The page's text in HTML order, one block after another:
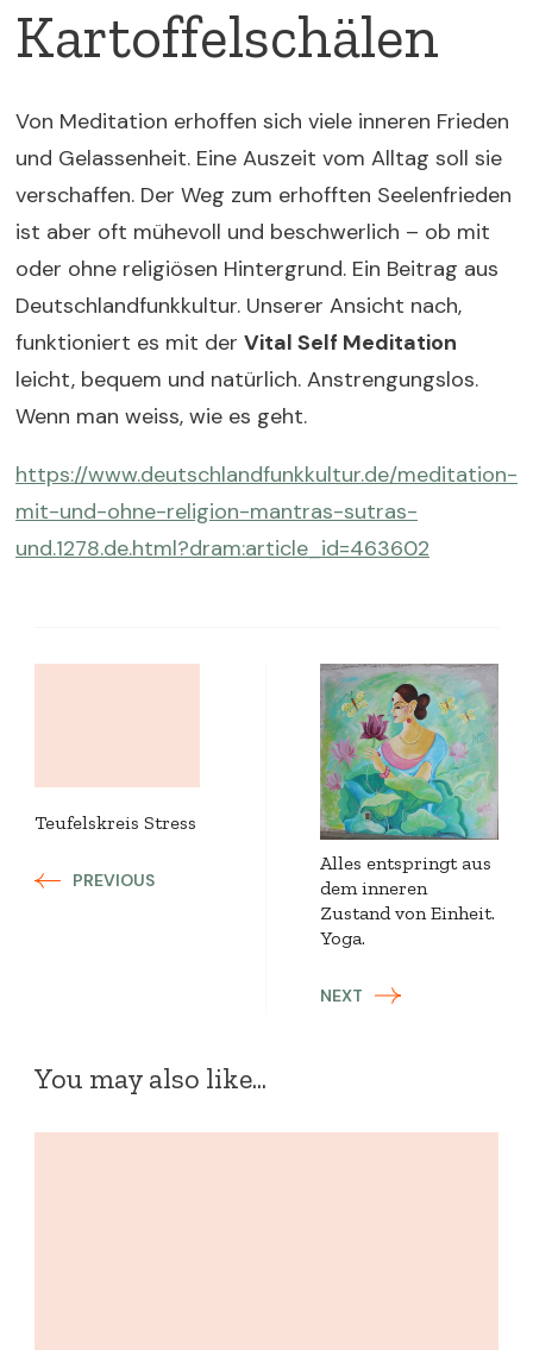
Kartoffelschälen
Von Meditation erhoffen sich viele inneren Frieden
und Gelassenheit. Eine Auszeit vom Alltag soll sie
verschaffen. Der Weg zum erhofften Seelenfrieden
ist aber oft mühevoll und beschwerlich – ob mit
oder ohne religiösen Hintergrund. Ein Beitrag aus
Deutschlandfunkkultur. Unserer Ansicht nach,
funktioniert es mit der Vital Self Meditation
leicht, bequem und natürlich. Anstrengungslos.
Wenn man weiss, wie es geht.
https://www.deutschlandfunkkultur.de/meditation-
mit-und-ohne-religion-mantras-sutras-
und.1278.de.html?dram:article_id=463602
Teufelskreis Stress
PREVIOUS
Alles entspringt aus
dem inneren
Zustand von Einheit.
Yoga.
NEXT
You may also like...